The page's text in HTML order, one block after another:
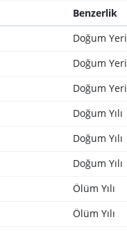
Benzerlik
Doğum Yeri
Doğum Yeri
Doğum Yeri
Doğum Yılı
Doğum Yılı
Doğum Yılı
Ölüm Yılı
Ölüm Yılı